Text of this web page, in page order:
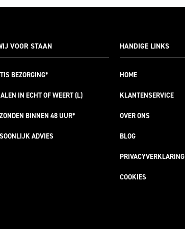
VOOR STAAN
BEZORGING*
IN ECHT OF WEERT (L)
BINNEN 48 UUR*
ADVIES
HANDIGE LINKS
HOME
KLANTENSERVICE
OVER ONS
BLOG
PRIVACYVERKLARING
COOKIES